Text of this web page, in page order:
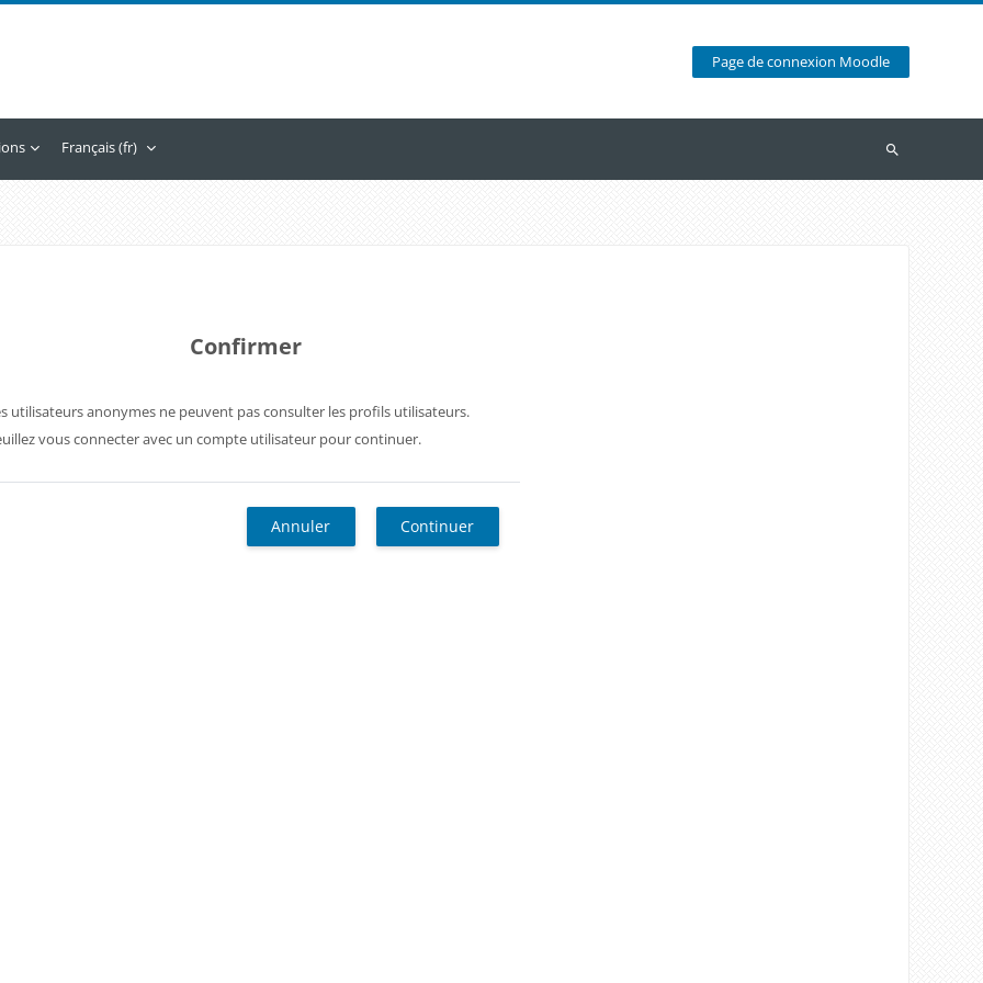
Page de connexion Moodle
Français ‎(fr)‎
Recherche
Confirmer
utilisateurs anonymes ne peuvent pas consulter les profils utilisateurs.
vous connecter avec un compte utilisateur pour continuer.
Annuler Continuer